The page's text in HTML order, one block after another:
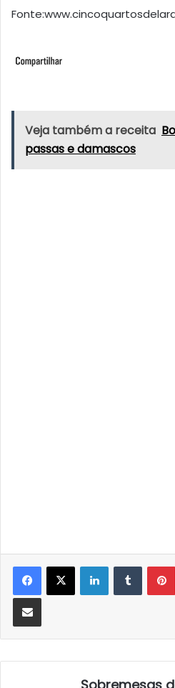
Veja também a receita
passas e damascos
LinkedInTumblr
Partilhar Via Email